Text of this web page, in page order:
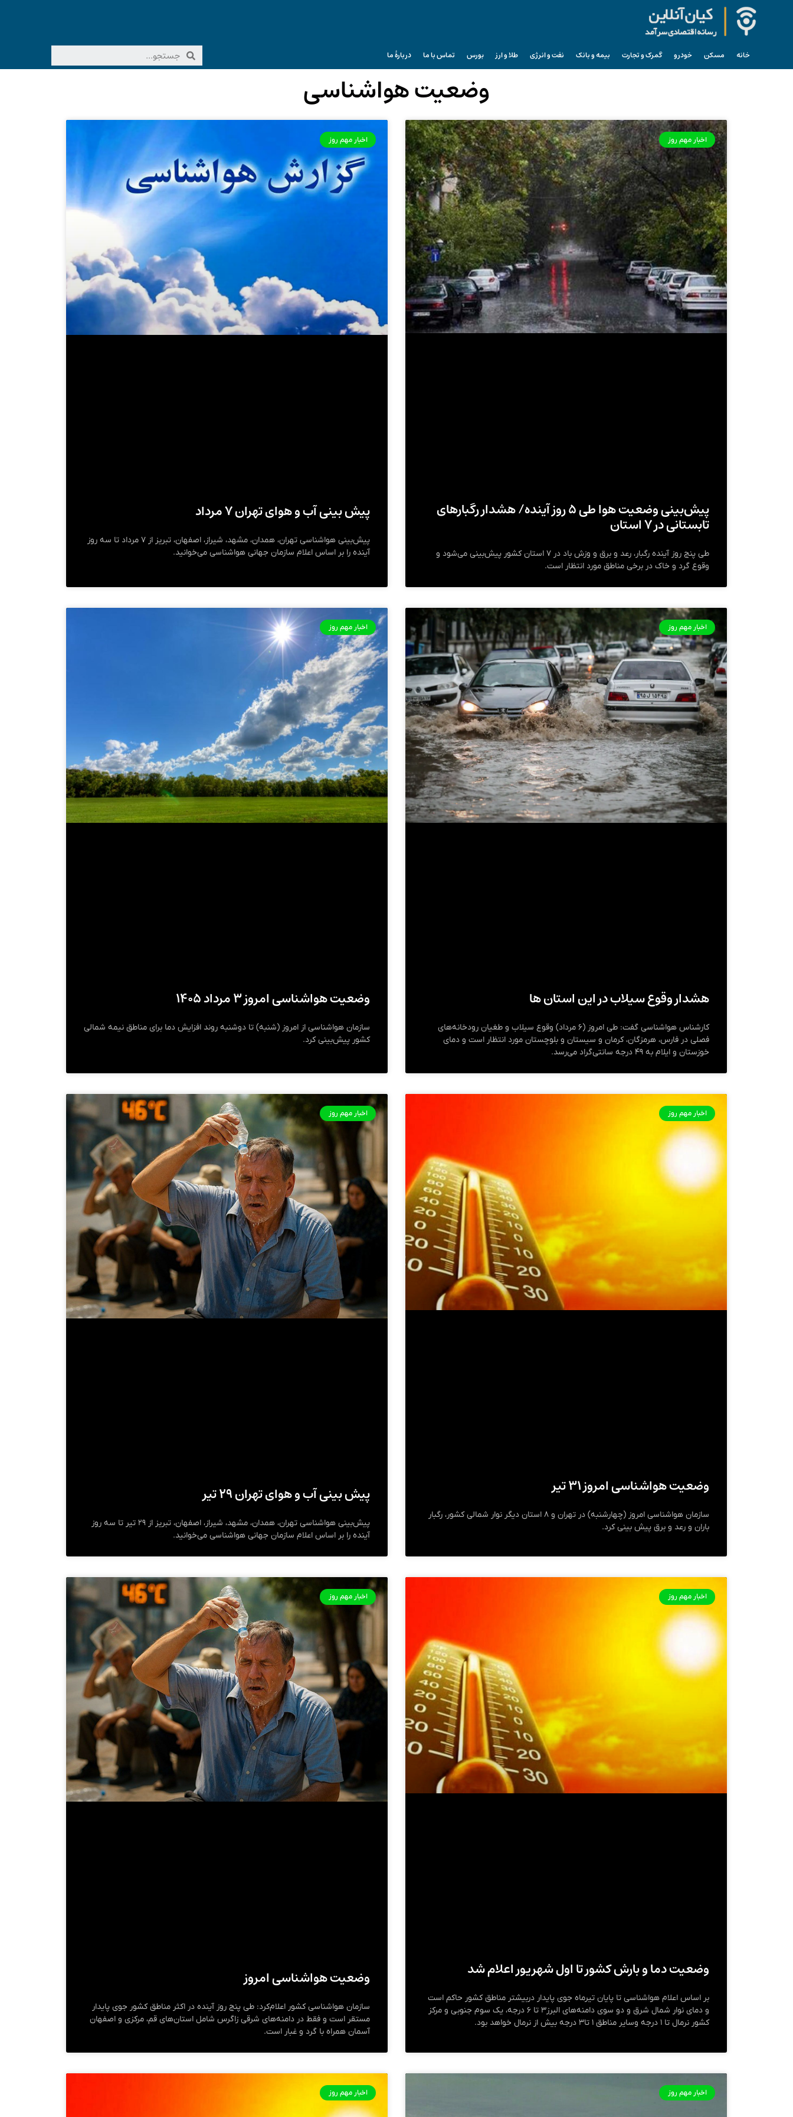
خانه مسکن خودرو گمرک و تجارت بیمه و بانک نفت و انرژی طلا و ارز بورس تماس با ما دربارۀ ما
وضعیت هواشناسی
اخبار مهم روز
پیش‌بینی وضعیت هوا طی ۵ روز آینده/ هشدار رگبارهای
تابستانی در ۷ استان
طی پنج روز آینده رگبار، رعد و برق و وزش باد در ۷ استان کشور پیش‌بینی می‌شود و
وقوع گرد و خاک در برخی مناطق مورد انتظار است.
اخبار مهم روز
پیش بینی آب و هوای تهران ۷ مرداد
پیش‌بینی هواشناسی تهران، همدان، مشهد، شیراز، اصفهان، تبریز از ۷ مرداد تا سه روز
آینده را بر اساس اعلام سازمان جهانی هواشناسی می‌خوانید.
اخبار مهم روز
هشدار وقوع سیلاب در این استان ها
کارشناس هواشناسی گفت: طی امروز (۶ مرداد) وقوع سیلاب و طغیان رودخانه‌های
فصلی در فارس، هرمزگان، کرمان و سیستان و بلوچستان مورد انتظار است و دمای
خوزستان و ایلام به ۴۹ درجه سانتی‌گراد می‌رسد.
اخبار مهم روز
وضعیت هواشناسی امروز ۳ مرداد ۱۴۰۵
سازمان هواشناسی از امروز (شنبه) تا دوشنبه روند افزایش دما برای مناطق نیمه شمالی
کشور پیش‌بینی کرد.
اخبار مهم روز
وضعیت هواشناسی امروز ۳۱ تیر
سازمان هواشناسی امروز (چهارشنبه) در تهران و ۸ استان دیگر نوار شمالی کشور، رگبار
باران و رعد و برق پیش بینی کرد.
اخبار مهم روز
پیش بینی آب و هوای تهران ۲۹ تیر
پیش‌بینی هواشناسی تهران، همدان، مشهد، شیراز، اصفهان، تبریز از ۲۹ تیر تا سه روز
آینده را بر اساس اعلام سازمان جهانی هواشناسی می‌خوانید.
اخبار مهم روز
وضعیت دما و بارش کشور تا اول شهریور اعلام شد
بر اساس اعلام هواشناسی تا پایان تیرماه جوی پایدار دربیشتر مناطق کشور حاکم است
و دمای نوار شمال شرق و دو سوی دامنه‌های البرز۳ تا ۶ درجه، یک سوم جنوبی و مرکز
کشور نرمال تا ۱ درجه وسایر مناطق ۱ تا۳ درجه بیش از نرمال خواهد بود.
اخبار مهم روز
وضعیت هواشناسی امروز
سازمان هواشناسی کشور اعلام‌کرد: طی پنج روز آینده در اکثر مناطق کشور جوی پایدار
مستقر است و فقط در دامنه‌های شرقی زاگرس شامل استان‌های قم، مرکزی و اصفهان
آسمان همراه با گرد و غبار است.
اخبار مهم روز اخبار مهم روز